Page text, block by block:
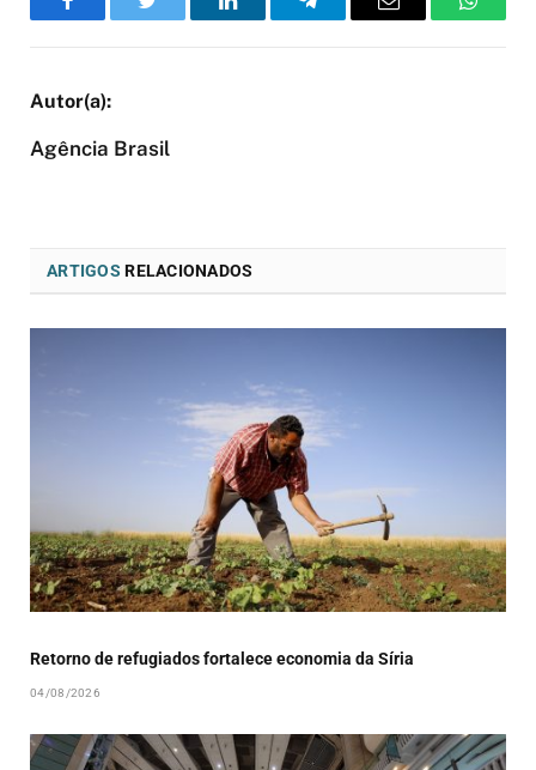
FacebookTwitter LinkedInTelegramEmail
Agência Brasil
ARTIGOS RELACIONADOS
Retorno de refugiados fortalece economia da Síria
04/08/2026